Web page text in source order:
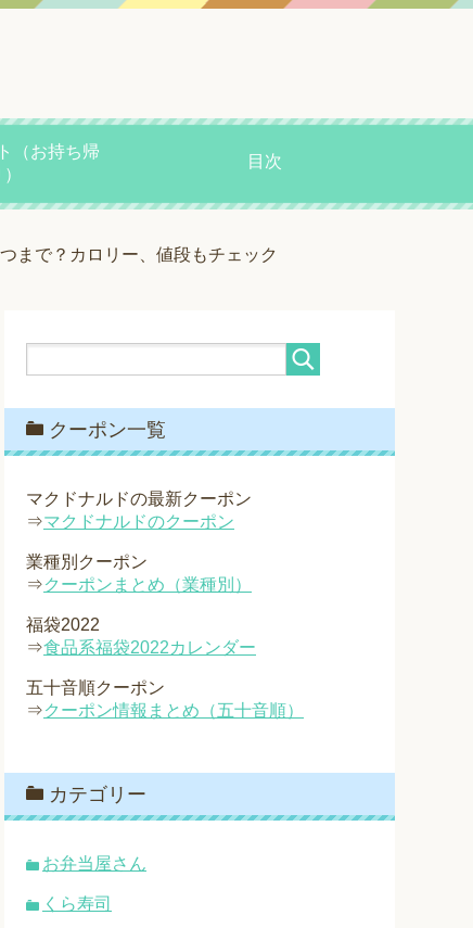
（お持ち帰
目次
まで？カロリー、値段もチェック
クーポン一覧
マクドナルドの最新クーポン
⇒マクドナルドのクーポン
業種別クーポン
⇒クーポンまとめ（業種別）
福袋2022
⇒食品系福袋2022カレンダー
五十音順クーポン
⇒クーポン情報まとめ（五十音順）
カテゴリー
お弁当屋さん
くら寿司